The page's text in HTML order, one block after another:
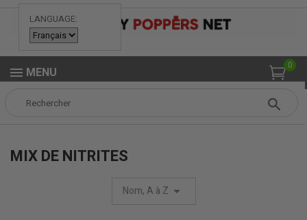
LANGUAGE:
0
MENU
MIX DE NITRITES
Nom, A à Z